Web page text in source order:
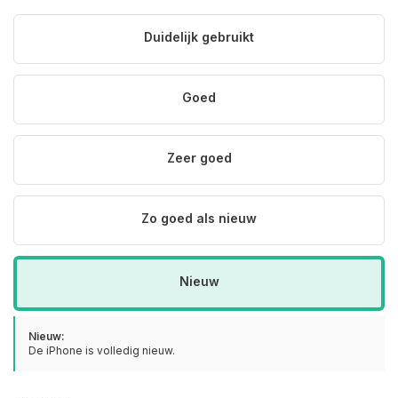
Duidelijk gebruikt
Goed
Zeer goed
Zo goed als nieuw
Nieuw
Nieuw:
De iPhone is volledig nieuw.